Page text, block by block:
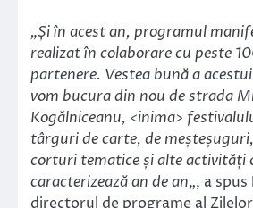
„Și în acest an, programul
realizat în colaborare cu peste
partenere. Vestea bună a
vom bucura din nou de strada
Kogălniceanu, <inima>
târguri de carte, de
corturi tematice și alte activități
caracterizează an de an„, a spus
directorul de programe al